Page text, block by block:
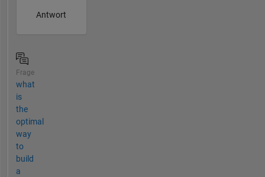
Antwort
Frage
what
is
the
optimal
way
to
build
a